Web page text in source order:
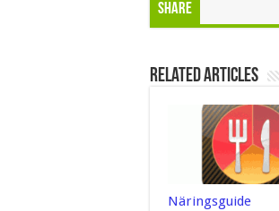
Share
Related Articles
Näringsguide